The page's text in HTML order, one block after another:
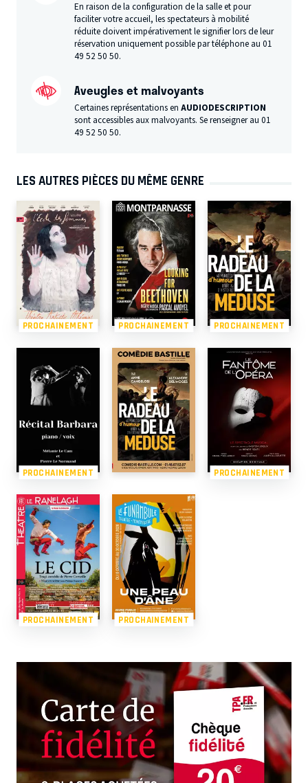
En raison de la configuration de la salle et pour
faciliter votre accueil, les spectateurs à mobilité
réduite doivent impérativement le signifier lors de leur
réservation uniquement possible par téléphone au 01
49 52 50 50.
Aveugles et malvoyants
Certaines représentations enAUDIODESCRIPTION
sont accessibles aux malvoyants. Se renseigner au 01
49 52 50 50.
LES AUTRES PIÈCES DU MÊME GENRE
PROCHAINEMENT PROCHAINEMENT PROCHAINEMENT
PROCHAINEMENT PROCHAINEMENT
PROCHAINEMENT PROCHAINEMENT